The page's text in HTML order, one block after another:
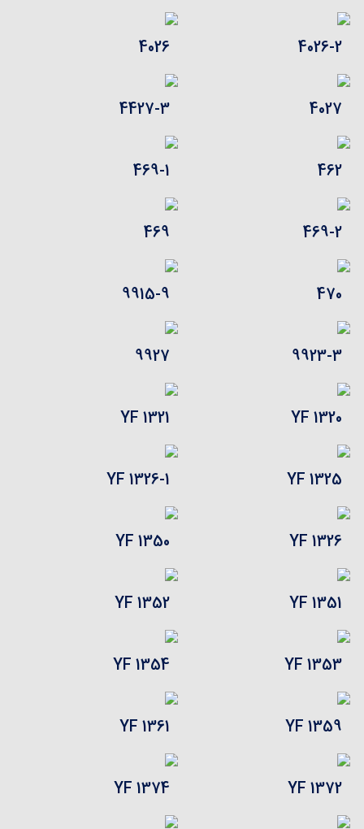
4026-2
4026
4027
4427-3
462
469-1
469-2
469
470
9915-9
9923-3
9927
YF 1320
YF 1321
YF 1325
YF 1326-1
YF 1326
YF 1350
YF 1351
YF 1352
YF 1353
YF 1354
YF 1359
YF 1361
YF 1372
YF 1374